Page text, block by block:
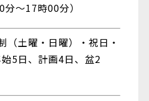
～17時00分）
（土曜・日曜）・祝日・
5日、計画4日、盆2